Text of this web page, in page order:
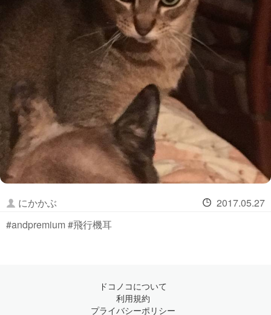
にかかぶ
2017.05.27
#andpremium #飛行機耳
ドコノコについて
利用規約
プライバシーポリシー